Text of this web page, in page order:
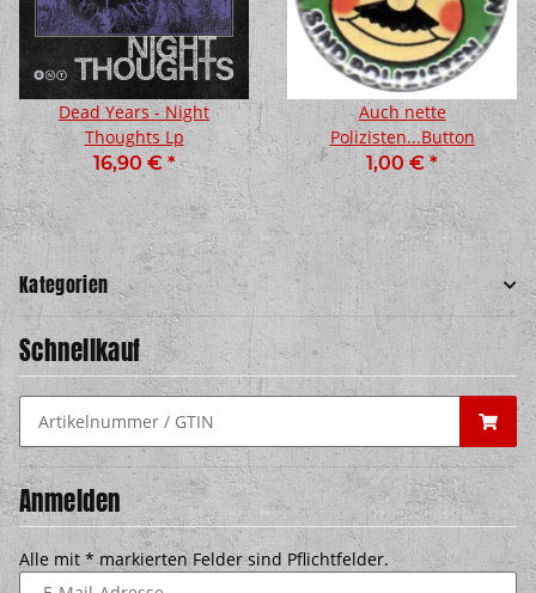
Dead Years - Night
Thoughts Lp
16,90 € *
Auch nette
Polizisten...Button
1,00 €*
Kategorien
Schnellkauf
Anmelden
Alle mit *markierten Felder sind Pflichtfelder.